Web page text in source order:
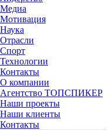
Медиа
Мотивация
Наука
Отрасли
Спорт
Технологии
Контакты
О компании
Агентство ТОПСПИКЕР
Наши проекты
Наши клиенты
Контакты